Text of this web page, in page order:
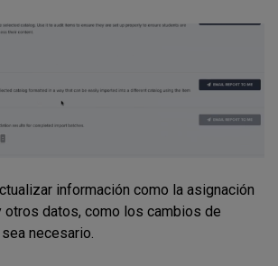
información como la asignación
datos, como los cambios de
necesario.